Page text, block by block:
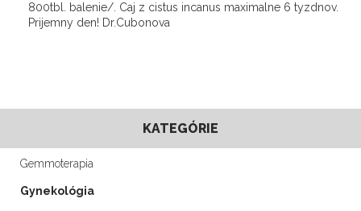
800tbl. balenie/. Caj z cistus incanus maximalne 6 tyzdnov.
Prijemny den! Dr.Cubonova
KATEGÓRIE
Gemmoterapia
Gynekológia